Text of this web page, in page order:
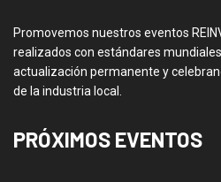
Promovemos nuestros eventos
realizados con estándares
actualización permanente y
de la industria local.
PRÓXIMOS EVENTOS